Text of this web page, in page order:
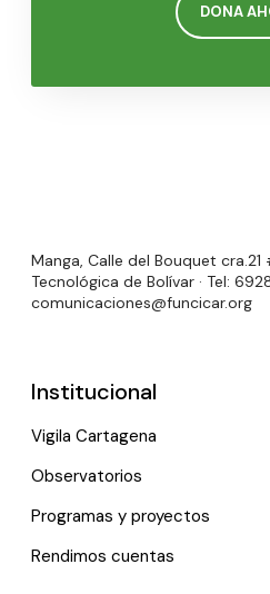
DONA
Manga, Calle del Bouquet
Tecnológica de Bolívar · Tel:
comunicaciones@funcicar.org
Institucional
Vigila Cartagena
Observatorios
Programas y proyectos
Rendimos cuentas